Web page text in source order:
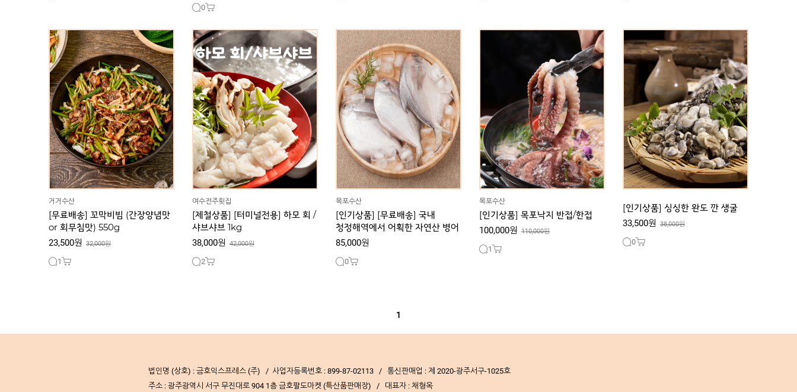
0
[무료배송] 꼬막비빔 (간장양념맛
or 회무침맛) 550g
23,500원 32,000원
거거수산
[무료배송] 꼬막비빔 (간장양념맛
or 회무침맛) 550g
23,500원 32,000원
1
[제철상품] [터미널전용] 하모 회 /
샤브샤브 1kg
38,000원 42,000원
여수전주횟집
[제철상품] [터미널전용] 하모 회 /
샤브샤브 1kg
38,000원 42,000원
2
[인기상품] [무료배송] 국내
청정해역에서 어획한 자연산 병어
85,000원
목포수산
[인기상품] [무료배송] 국내
청정해역에서 어획한 자연산 병어
85,000원
0
[인기상품] 목포낙지 반접/한접
100,000원 110,000원
목포수산
[인기상품] 목포낙지 반접/한접
100,000원 110,000원
1
[인기상품] 싱싱한 완도 깐 생굴
33,500원 38,000원
[인기상품] 싱싱한 완도 깐 생굴
33,500원 38,000원
0
1
법인명 (상호) : 금호익스프레스 (주) / 사업자등록번호 : 899-87-02113 / 통신판매업 : 제 2020-광주서구-1025호
주소 : 광주광역시 서구 무진대로 904 1층 금호팔도마켓 (특산품판매장) / 대표자 : 채형옥